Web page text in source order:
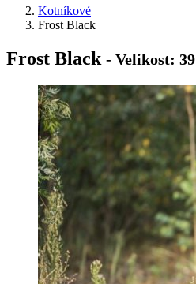
Kotníkové
Frost Black
Frost Black - Velikost: 39